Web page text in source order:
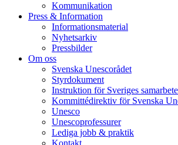
Kommunikation
Press & Information
Informationsmaterial
Nyhetsarkiv
Pressbilder
Om oss
Svenska Unescorådet
Styrdokument
Instruktion för Sveriges
Kommittédirektiv för Svenska
Unesco
Unescoprofessurer
Lediga jobb & praktik